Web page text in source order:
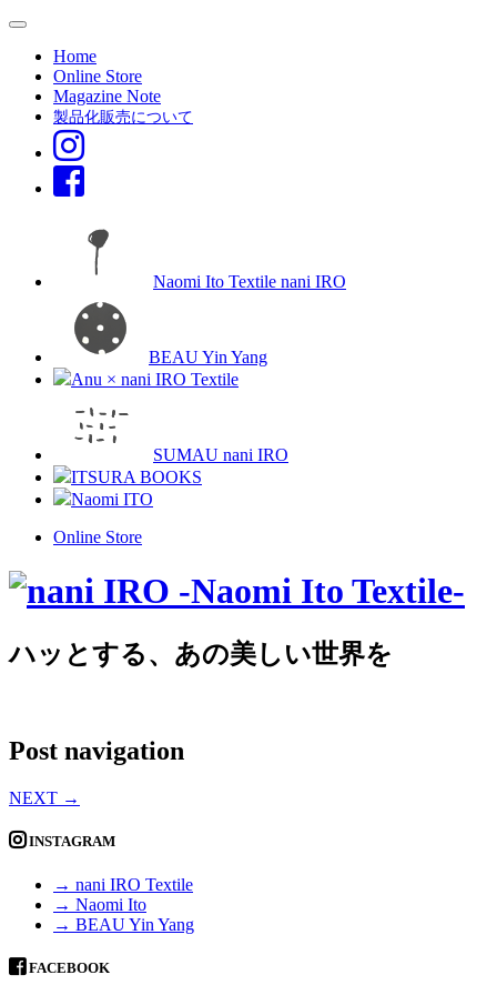
Home
Online Store
Magazine Note
製品化販売について
Naomi Ito Textile nani IRO
BEAU Yin Yang
Anu × nani IRO Textile
SUMAU nani IRO
ITSURA BOOKS
Naomi ITO
Online Store
ハッとする、あの美しい世界を
Post navigation
NEXT →
INSTAGRAM
→ nani IRO Textile
→ Naomi Ito
→ BEAU Yin Yang
FACEBOOK